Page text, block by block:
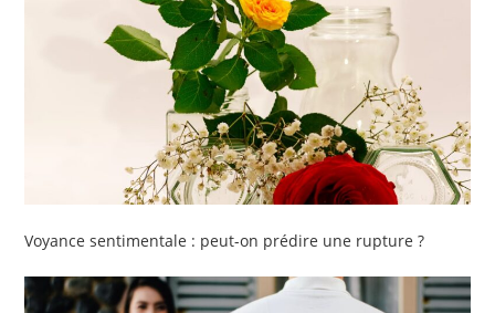
Voyance sentimentale : peut-on prédire une rupture ?